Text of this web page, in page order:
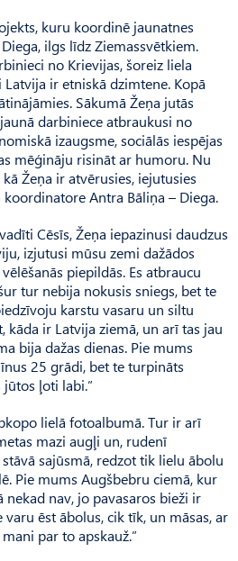
kuru koordinē jaunatnes
ilgs līdz Ziemassvētkiem.
no Krievijas, šoreiz liela
ir etniskā dzimtene. Kopā
Sākumā Žeņa jutās
darbiniece atbraukusi no
izaugsme, sociālās iespējas
mēģināju risināt ar humoru. Nu
Žeņa ir atvērusies, iejutusies
koordinatore Antra Bāliņa – Diega.
Cēsīs, Žeņa iepazinusi daudzus
izjutusi mūsu zemi dažādos
piepildās. Es atbraucu
tur nebija nokusis sniegs, bet te
karstu vasaru un siltu
kāda ir Latvija ziemā, un arī tas jau
bija dažas dienas. Pie mums
25 grādi, bet te turpināts
ļoti labi.”
lielā fotoalbumā. Tur ir arī
mazi augļi un, rudenī
sajūsmā, redzot tik lielu ābolu
Pie mums Augšbebru ciemā, kur
nav, jo pavasaros bieži ir
varu ēst ābolus, cik tīk, un māsas, ar
par to apskauž.”